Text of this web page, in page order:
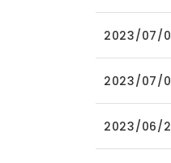
2023/07/
2023/07/
2023/06/